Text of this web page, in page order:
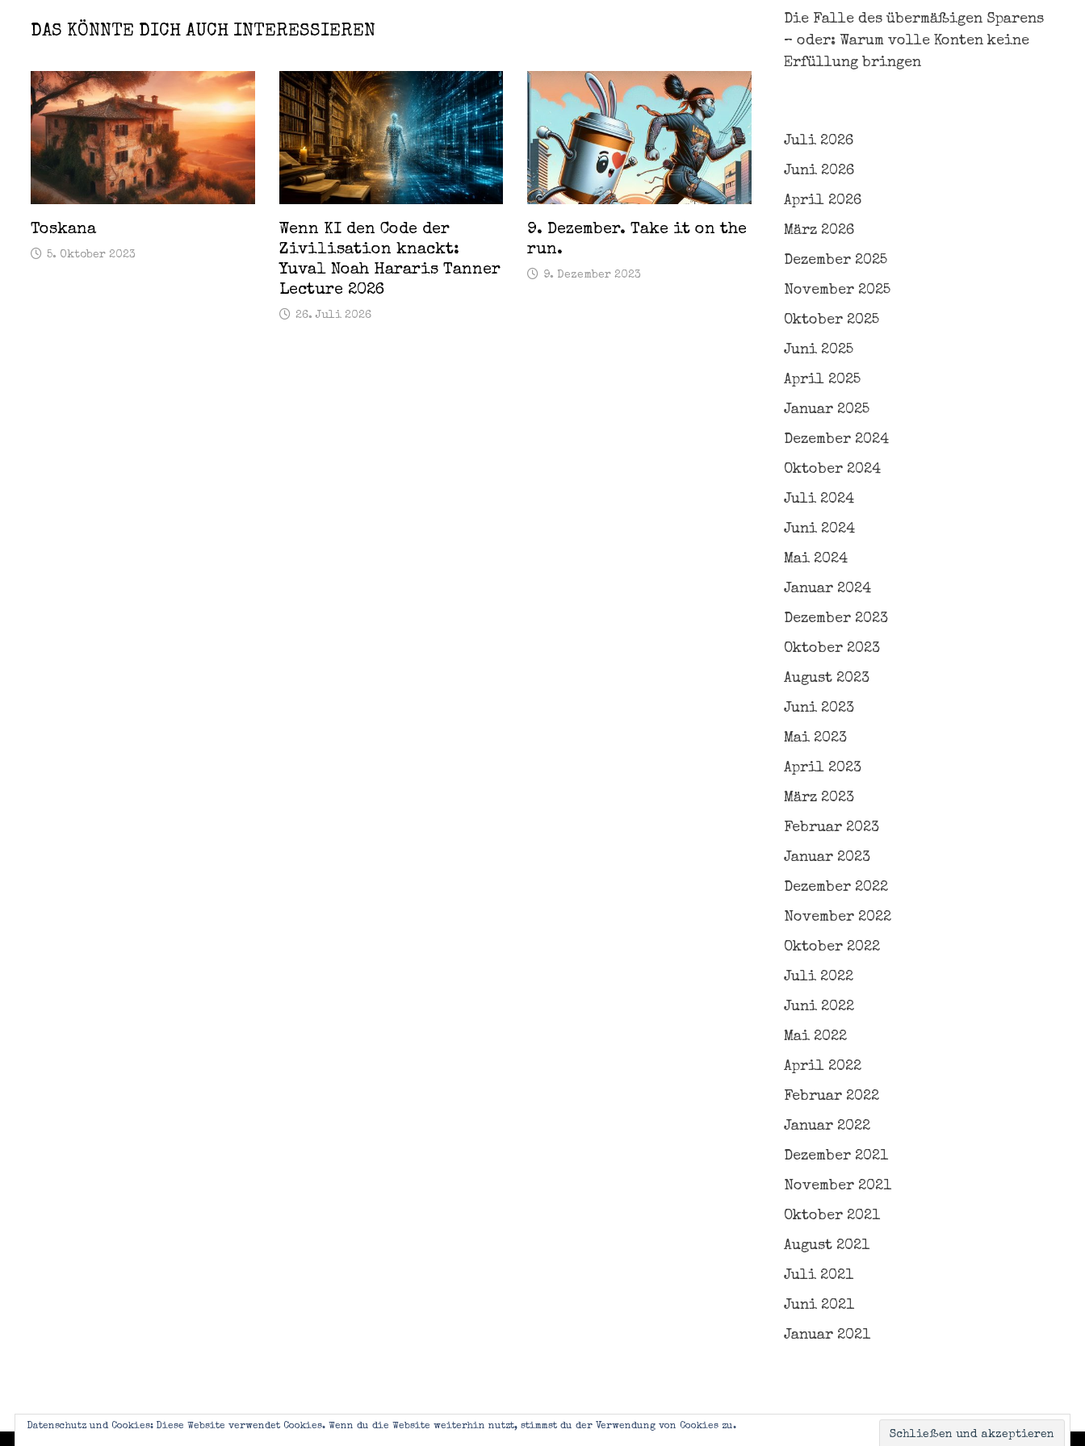
DAS KÖNNTE DICH AUCH INTERESSIEREN
Toskana
5. Oktober 2023
Wenn KI den Code der
Zivilisation knackt:
Yuval Noah Hararis Tanner
Lecture 2026
26. Juli 2026
9. Dezember. Take it on the
run.
9. Dezember 2023
Die Falle des übermäßigen Sparens
– oder: Warum volle Konten keine
Erfüllung bringen
Juli 2026
Juni 2026
April 2026
März 2026
Dezember 2025
November 2025
Oktober 2025
Juni 2025
April 2025
Januar 2025
Dezember 2024
Oktober 2024
Juli 2024
Juni 2024
Mai 2024
Januar 2024
Dezember 2023
Oktober 2023
August 2023
Juni 2023
Mai 2023
April 2023
März 2023
Februar 2023
Januar 2023
Dezember 2022
November 2022
Oktober 2022
Juli 2022
Juni 2022
Mai 2022
April 2022
Februar 2022
Januar 2022
Dezember 2021
November 2021
Oktober 2021
August 2021
Juli 2021
Juni 2021
Januar 2021
Datenschutz und Cookies: Diese Website verwendet Cookies. Wenn du die Website weiterhin nutzt, stimmst du der Verwendung von Cookies zu.